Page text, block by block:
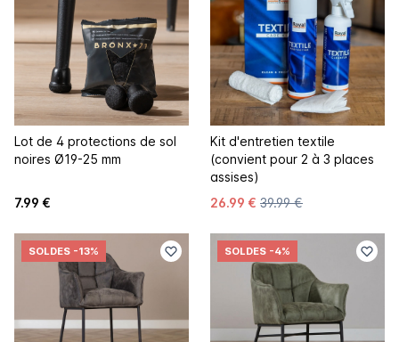
Lot de 4 protections de sol
noires Ø19-25 mm
7.99 €
Kit d'entretien textile
(convient pour 2 à 3 places
assises)
26.99 € 39.99 €
SOLDES -13% SOLDES -4%